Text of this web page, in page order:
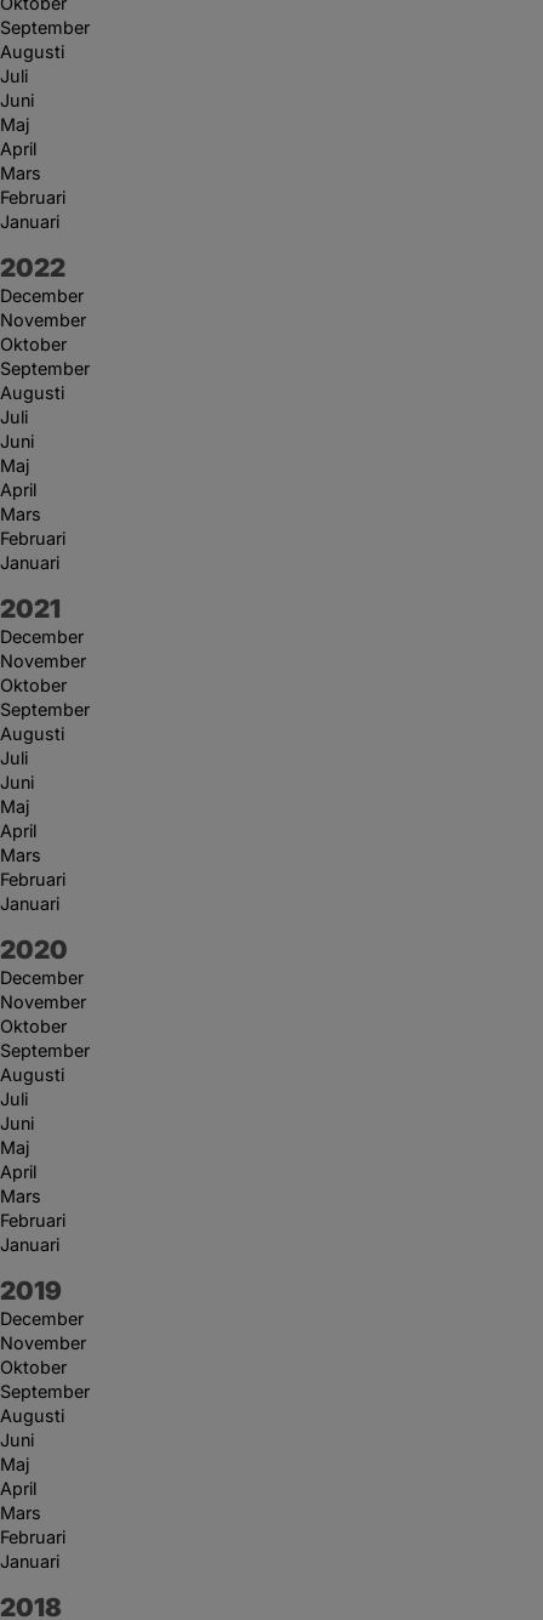
September
Augusti
Juli
Juni
Maj
April
Mars
Februari
Januari
År:
2022
December
November
Oktober
September
Augusti
Juli
Juni
Maj
April
Mars
Februari
Januari
År:
2021
December
November
Oktober
September
Augusti
Juli
Juni
Maj
April
Mars
Februari
Januari
År:
2020
December
November
Oktober
September
Augusti
Juli
Juni
Maj
April
Mars
Februari
Januari
År:
2019
December
November
Oktober
September
Augusti
Juni
Maj
April
Mars
Februari
Januari
År:
2018